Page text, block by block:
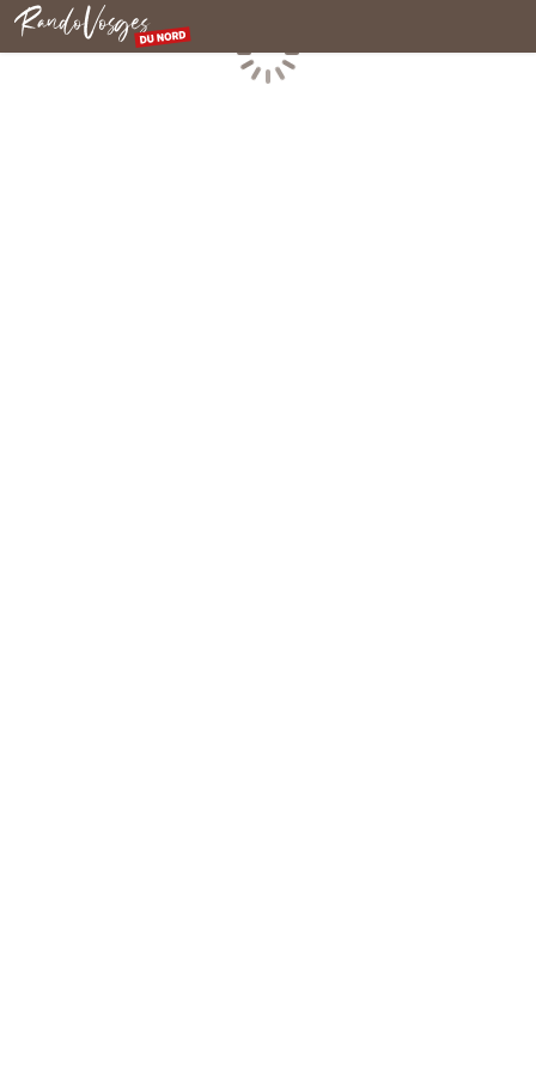
Rando Vosges du Nord
Chargement